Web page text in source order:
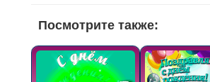
Посмотрите также: